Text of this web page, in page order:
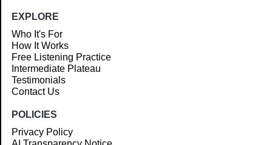
EXPLORE
Who It's For
How It Works
Free Listening Practice
Intermediate Plateau
Testimonials
Contact Us
POLICIES
Privacy Policy